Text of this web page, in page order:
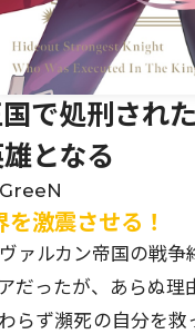
で処刑され
となる
激震させる！
ァルカン帝国の戦
だったが、あらぬ
らず瀕死の自分を